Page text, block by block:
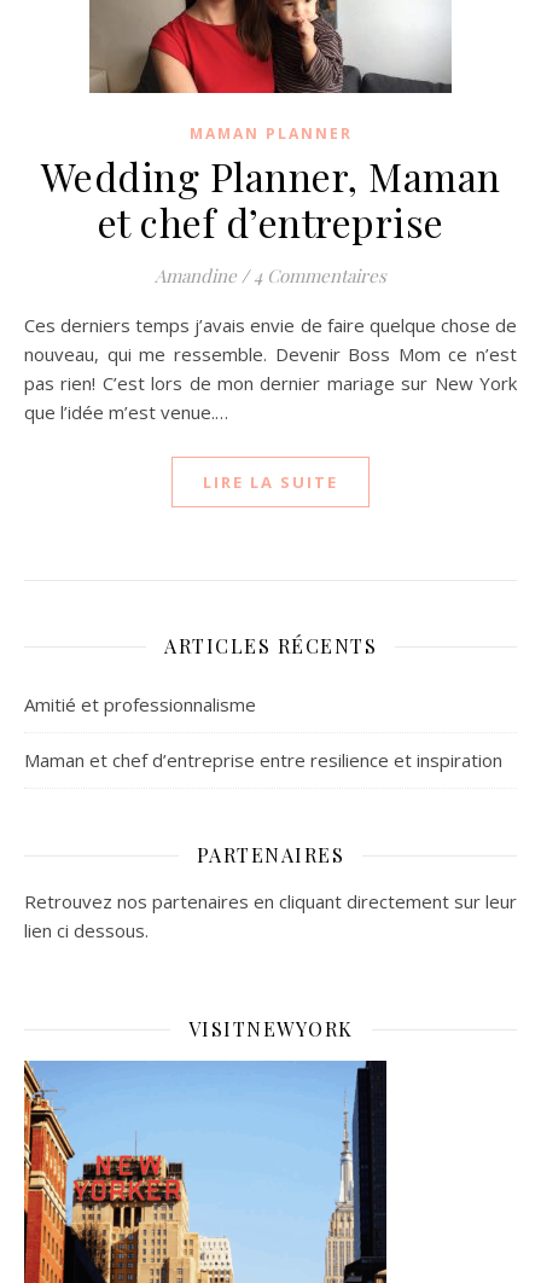
MAMAN PLANNER
Wedding Planner, Maman
et chef d’entreprise
Amandine / 4 Commentaires
Ces derniers temps j’avais envie de faire quelque chose de
nouveau, qui me ressemble. Devenir Boss Mom ce n’est
pas rien! C’est lors de mon dernier mariage sur New York
que l’idée m’est venue.…
LIRE LA SUITE
ARTICLES RÉCENTS
Amitié et professionnalisme
Maman et chef d’entreprise entre resilience et inspiration
PARTENAIRES
Retrouvez nos partenaires en cliquant directement sur leur
lien ci dessous.
VISITNEWYORK